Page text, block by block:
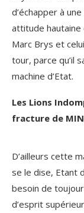
d’échapper à
attitude
Marc Brys et
tour, parce qu’il
machine d’Etat.
Les Lions
fracture de
D’ailleurs cette
se le dise, Etant
besoin de
d’esprit